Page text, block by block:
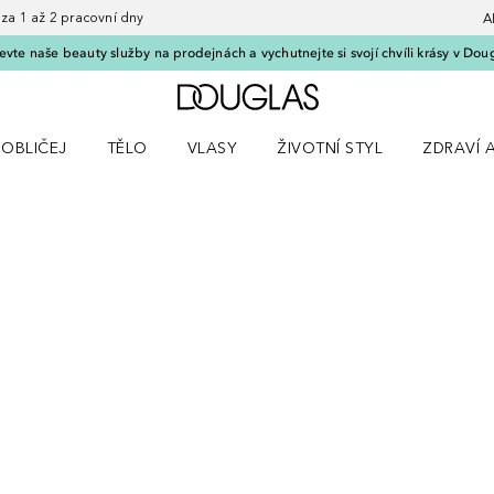
1 až 2 pracovní dny
naše beauty služby na prodejnách a vychutnejte si svojí chvíli krásy v
Domů
OBLIČEJ
TĚLO
VLASY
ŽIVOTNÍ STYL
ZDRAVÍ